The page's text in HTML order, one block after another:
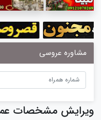
مشاوره عروسی
ویرایش مشخصات